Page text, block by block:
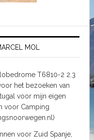
MOL
T6810-2 2.3
het bezoeken van
voor mijn eigen
voor Camping
voor Zuid Spanje,